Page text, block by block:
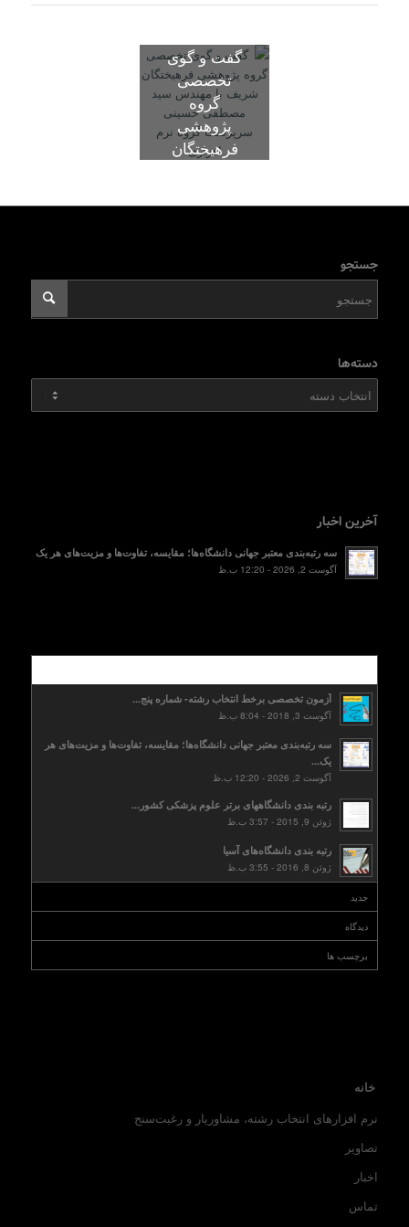
گفت و گوی
تخصصی
گروه
پژوهشی
فرهیختگان
گروه نرم
جستجو
دسته‌ها
دسته‌ها
آخرین اخبار
سه رتبه‌بندی معتبر جهانی دانشگاه‌ها؛ مقایسه، تفاوت‌ها و مزیت‌های هر یک
آگوست 2, 2026 - 12:20 ب.ظ
آزمون تخصصی برخط انتخاب رشته- شماره پنج...
آگوست 3, 2018 - 8:04 ب.ظ
سه رتبه‌بندی معتبر جهانی دانشگاه‌ها؛ مقایسه، تفاوت‌ها و مزیت‌های هر
یک...
آگوست 2, 2026 - 12:20 ب.ظ
رتبه بندی دانشگاههای برتر علوم پزشکی کشور...
ژوئن 9, 2015 - 3:57 ب.ظ
رتبه بندی دانشگاه‌های آسیا
ژوئن 8, 2016 - 3:55 ب.ظ
جدید
دیدگاه
برچسب ها
خانه
نرم افزارهای انتخاب رشته، مشاوریار و رغبت‌سنج
تصاویر
اخبار
تماس